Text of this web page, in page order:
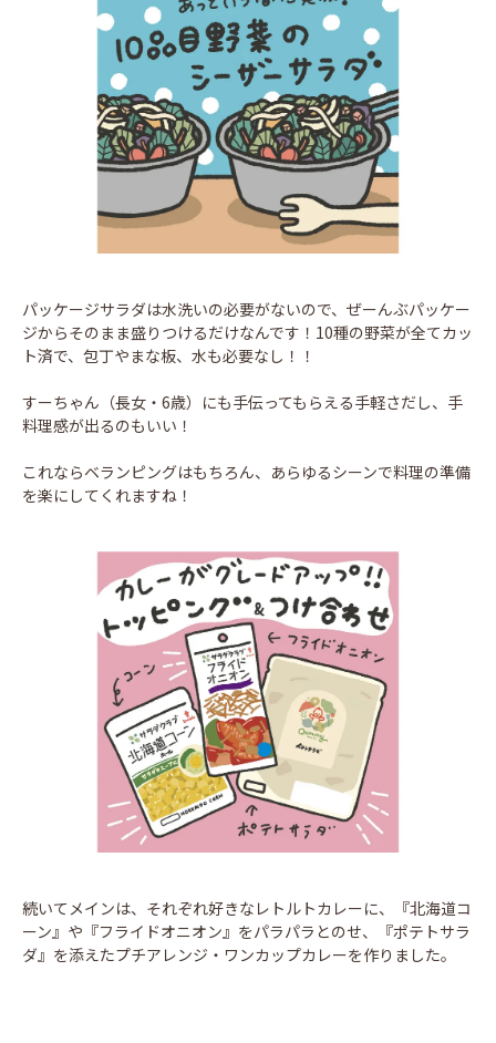
パッケージサラダは水洗いの必要がないので、ぜーんぶパッケー
ジからそのまま盛りつけるだけなんです！10種の野菜が全てカッ
ト済で、包丁やまな板、水も必要なし！！
すーちゃん（長女・6歳）にも手伝ってもらえる手軽さだし、手
料理感が出るのもいい！
これならベランピングはもちろん、あらゆるシーンで料理の準備
を楽にしてくれますね！
続いてメインは、それぞれ好きなレトルトカレーに、『北海道コ
ーン』や『フライドオニオン』をパラパラとのせ、『ポテトサラ
ダ』を添えたプチアレンジ・ワンカップカレーを作りました。